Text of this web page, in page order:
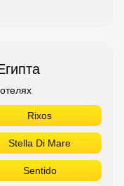
Movenpick
Hilton